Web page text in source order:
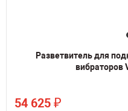
Разветвитель для
вибраторов
54 625 ₽